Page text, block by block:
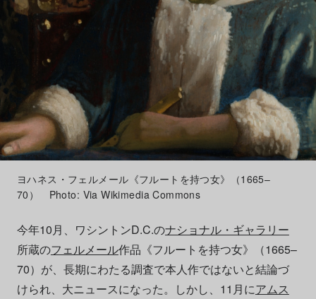
ヨハネス・フェルメール《フルートを持つ女》（1665–
70） Photo: Via Wikimedia Commons
今年10月、ワシントンD.C.のナショナル・ギャラリー
所蔵のフェルメール作品《フルートを持つ女》（1665–
70）が、長期にわたる調査で本人作ではないと結論づ
けられ、大ニュースになった。しかし、11月にアムス